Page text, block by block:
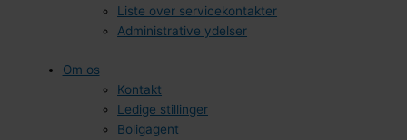
Liste over servicekontakter
Administrative ydelser
Om os
Kontakt
Ledige stillinger
Boligagent